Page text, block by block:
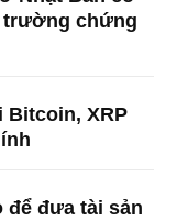
trường chứng
Bitcoin, XRP
để đưa tài sản